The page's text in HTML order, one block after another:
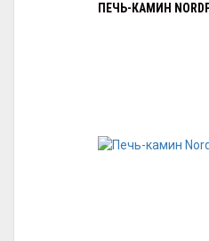
ПЕЧЬ-КАМИН